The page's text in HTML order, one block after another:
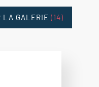
LA GALERIE (14)